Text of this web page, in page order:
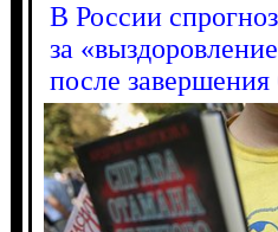
В России
за
после